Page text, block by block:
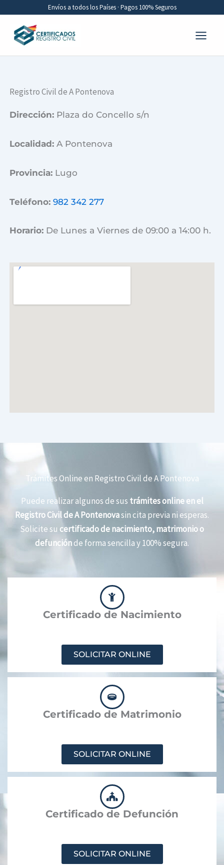
contenido
Envíos a todos los Países · Pagos 100% Seguros
Registro Civil de A Pontenova
Dirección: Plaza do Concello s/n
Localidad:A Pontenova
Provincia: Lugo
Teléfono: 982 342 277
Horario: De Lunes a Viernes de 09:00 a 14:00 h.
Trámites Online en Registro Civil de A Pontenova
Puede realizar algunos de sus trámites online en el
Registro Civil de A Pontenovasin cita previa ni esperas.
Solicite su certificado de nacimiento, matrimonio o
defunciónde forma sencilla y 100% segura.
Certificado de Nacimiento
SOLICITAR ONLINE
Certificado de Matrimonio
SOLICITAR ONLINE
Certificado de Defunción
SOLICITAR ONLINE